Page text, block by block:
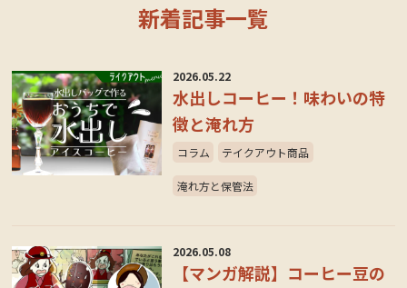
新着記事一覧
2026.05.22
水出しコーヒー！味わいの特
徴と淹れ方
コラム テイクアウト商品
淹れ方と保管法
2026.05.08
【マンガ解説】コーヒー豆の